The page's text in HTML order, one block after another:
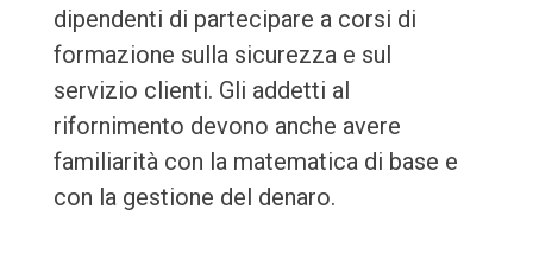
dipendenti di partecipare a corsi di
formazione sulla sicurezza e sul
servizio clienti. Gli addetti al
rifornimento devono anche avere
familiarità con la matematica di base e
con la gestione del denaro.